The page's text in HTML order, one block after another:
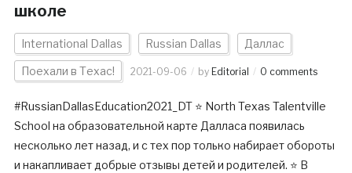
школе
International Dallas Russian Dallas Даллас
Поехали в Техас! 2021-09-06 by Editorial 0 comments
#RussianDallasEducation2021_DT ⭐ North Texas Talentville
School на образовательной карте Далласа появилась
несколько лет назад, и с тех пор только набирает обороты
и накапливает добрые отзывы детей и родителей. ⭐ В